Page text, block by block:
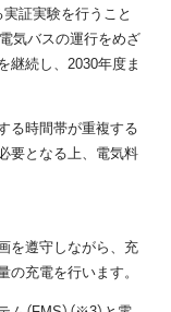
証実験を行うこと
気バスの運行をめざ
継続し、2030年度ま
る時間帯が重複する
要となる上、電気料
を遵守しながら、充
充電を行います。